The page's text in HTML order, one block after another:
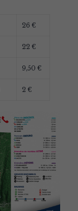
26 €
22 €
9,50 €
2 €